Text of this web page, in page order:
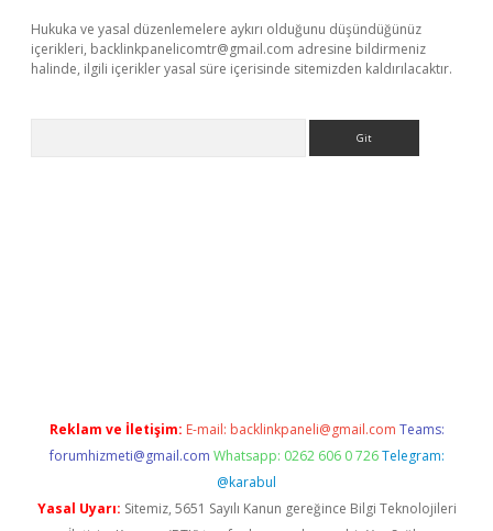
Hukuka ve yasal düzenlemelere aykırı olduğunu düşündüğünüz
içerikleri, backlinkpanelicomtr@gmail.com adresine bildirmeniz
halinde, ilgili içerikler yasal süre içerisinde sitemizden kaldırılacaktır.
Reklam ve İletişim: E-mail: backlinkpaneli@gmail.com Teams:
forumhizmeti@gmail.com Whatsapp: 0262 606 0 726 Telegram:
@karabul
Yasal Uyarı: Sitemiz, 5651 Sayılı Kanun gereğince Bilgi Teknolojileri